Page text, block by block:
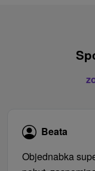
Beata
Objednabka